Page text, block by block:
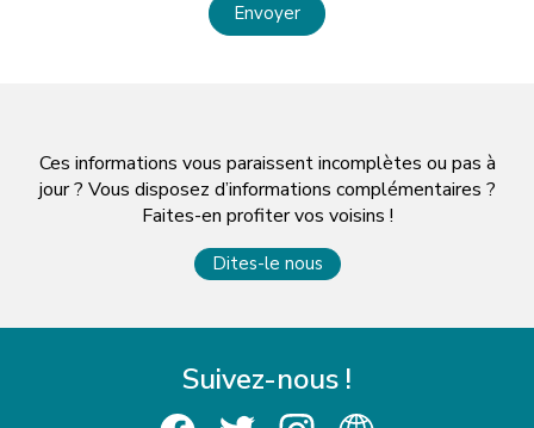
Envoyer
Ces informations vous paraissent incomplètes ou pas à
jour ? Vous disposez d’informations complémentaires ?
Faites-en profiter vos voisins !
Dites-le nous
Suivez-nous !